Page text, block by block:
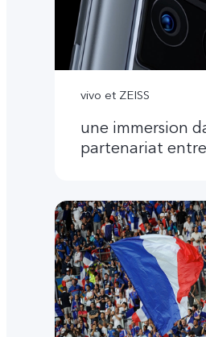
vivo et ZEISS
une immersion
partenariat